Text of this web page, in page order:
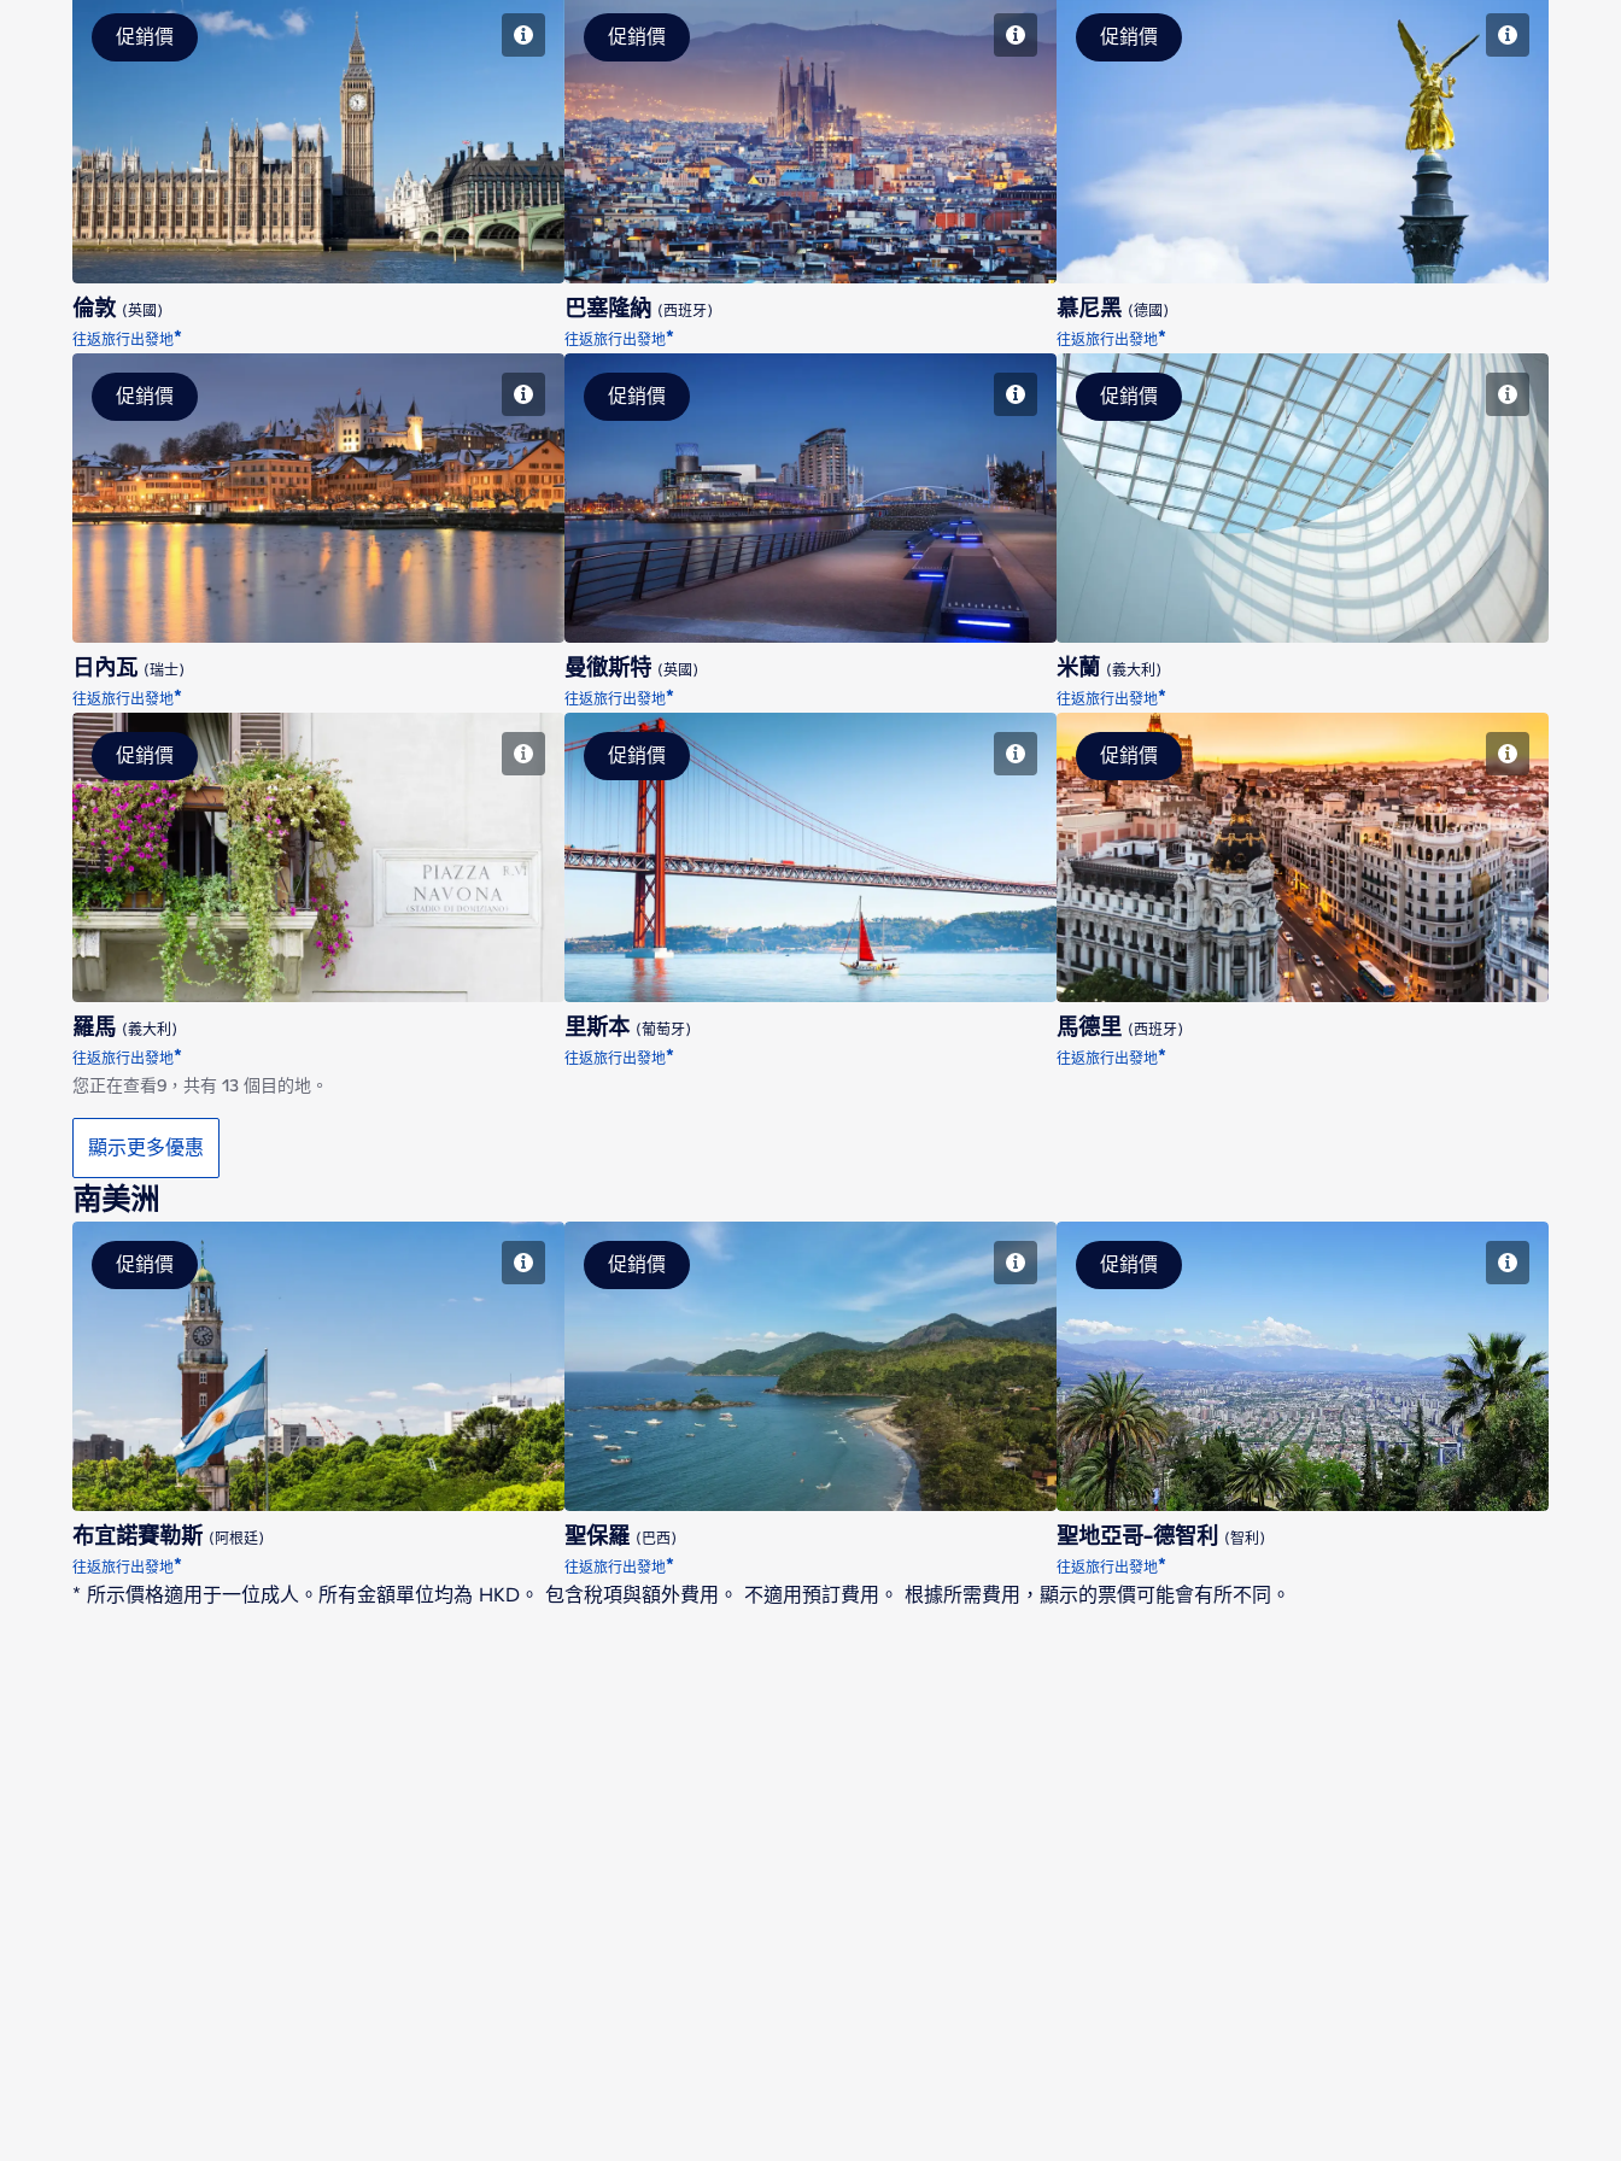
倫敦
促銷價
倫敦 (英國)
往返旅行出發地*
巴塞隆納
促銷價
巴塞隆納 (西班牙)
往返旅行出發地*
慕尼黑
促銷價
慕尼黑 (德國)
往返旅行出發地*
日內瓦
促銷價
日內瓦 (瑞士)
往返旅行出發地*
曼徹斯特
促銷價
曼徹斯特 (英國)
往返旅行出發地*
米蘭
促銷價
米蘭 (義大利)
往返旅行出發地*
羅馬
促銷價
羅馬 (義大利)
往返旅行出發地*
里斯本
促銷價
里斯本 (葡萄牙)
往返旅行出發地*
馬德里
促銷價
馬德里 (西班牙)
往返旅行出發地*
您正在查看9，共有 13 個目的地。
顯示更多優惠
南美洲
布宜諾賽勒斯
促銷價
布宜諾賽勒斯 (阿根廷)
往返旅行出發地*
聖保羅
促銷價
聖保羅 (巴西)
往返旅行出發地*
聖地亞哥-德智利
促銷價
聖地亞哥-德智利
(智利)
往返旅行出發地*
* 所示價格適用于一位成人。所有金額單位均為 HKD。 包含稅項與額外費用。 不適用預訂費用。 根據所需費用，顯示的票價可能會有所不同。